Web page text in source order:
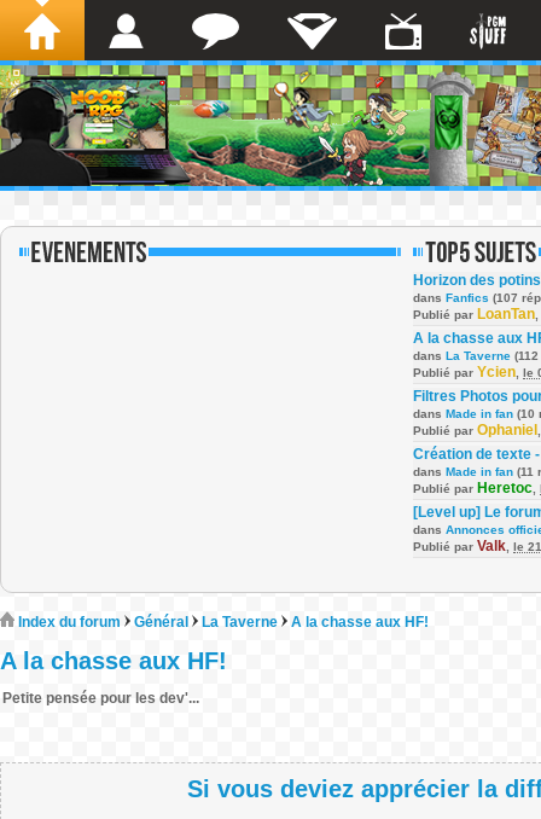
Horizon des potins
dans Fanfics (107
Publié par LoanTan
A la chasse aux
dans La Taverne
Publié par Ycien le
Filtres Photos
dans Made in fan (10
Publié par Ophaniel
Création de texte
dans Made in fan (11
Publié par Heretoc
[Level up] Le
dans Annonces
Publié par Valk le
Index du forum Général La Taverne A la chasse aux HF!
A la chasse aux HF!
Petite pensée pour les dev'...
Si vous deviez apprécier la